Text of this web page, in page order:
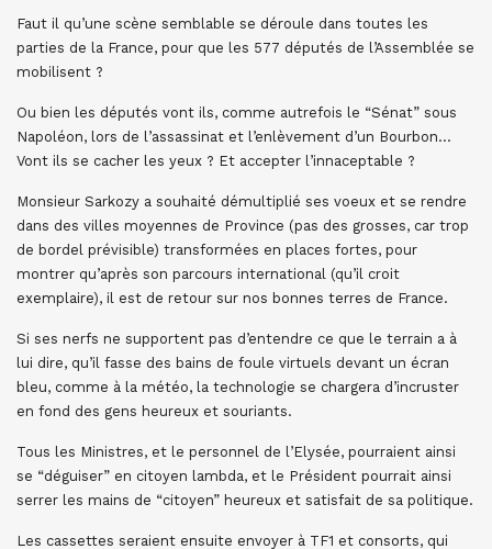
Faut il qu’une scène semblable se déroule dans toutes les
parties de la France, pour que les 577 députés de l’Assemblée se
mobilisent ?
Ou bien les députés vont ils, comme autrefois le “Sénat” sous
Napoléon, lors de l’assassinat et l’enlèvement d’un Bourbon…
Vont ils se cacher les yeux ? Et accepter l’innaceptable ?
Monsieur Sarkozy a souhaité démultiplié ses voeux et se rendre
dans des villes moyennes de Province (pas des grosses, car trop
de bordel prévisible) transformées en places fortes, pour
montrer qu’après son parcours international (qu’il croit
exemplaire), il est de retour sur nos bonnes terres de France.
Si ses nerfs ne supportent pas d’entendre ce que le terrain a à
lui dire, qu’il fasse des bains de foule virtuels devant un écran
bleu, comme à la météo, la technologie se chargera d’incruster
en fond des gens heureux et souriants.
Tous les Ministres, et le personnel de l’Elysée, pourraient ainsi
se “déguiser” en citoyen lambda, et le Président pourrait ainsi
serrer les mains de “citoyen” heureux et satisfait de sa politique.
Les cassettes seraient ensuite envoyer à TF1 et consorts, qui